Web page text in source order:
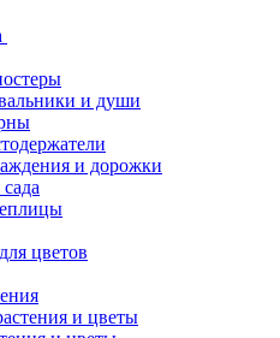
и души
и дорожки
цветов
и цветы